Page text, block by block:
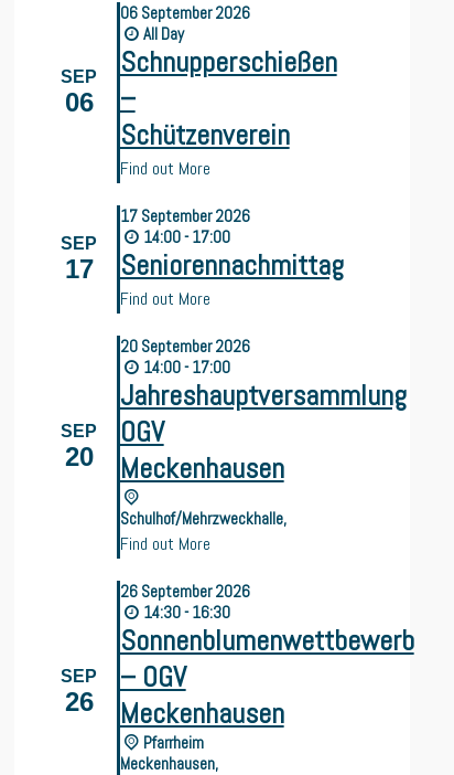
SEP
06
06 September2026
All Day
Schnupperschießen
–
Schützenverein
Find out More
SEP
17
17 September2026
14:00 - 17:00
Seniorennachmittag
Find out More
SEP
20
20 September2026
14:00 - 17:00
Jahreshauptversammlung
OGV
Meckenhausen
Schulhof/Mehrzweckhalle,
Find out More
SEP
26
26 September2026
14:30 - 16:30
Sonnenblumenwettbewerb
– OGV
Meckenhausen
Pfarrheim
Meckenhausen,